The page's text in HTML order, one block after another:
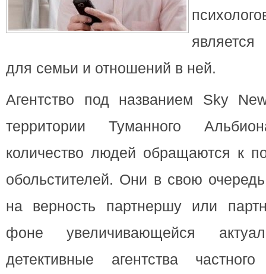
для семьи и отношений в ней.
Агентство под названием Sky
территории Туманного
количество людей обращаются к
обольстителей. Они в свою
на верность партнершу или
фоне увеличивающейся
детективные агентства